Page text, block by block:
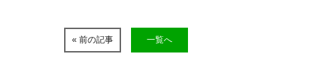
« 前の記事 一覧へ